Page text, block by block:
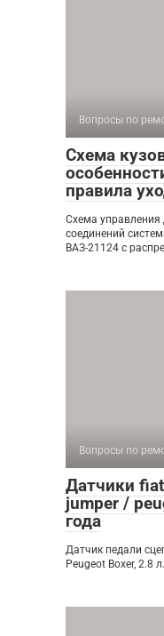
Вопросы по
Схема
правила
Схема управления
соединений
ВАЗ-21124 с
Вопросы по
Датчики
jumper /
года
Датчик педали
Peugeot Boxer, 2.8